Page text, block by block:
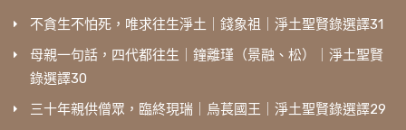
不貪生不怕死，唯求往生淨土｜錢象祖｜淨土聖賢錄選譯31
母親一句話，四代都往生｜鐘離瑾（景融、松）｜淨土聖賢
錄選譯30
三十年親供僧眾，臨終現瑞｜烏萇國王｜淨土聖賢錄選譯29